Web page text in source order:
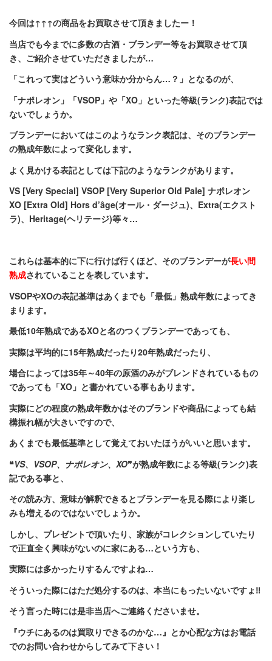
今回は↑↑↑の商品をお買取させて頂きましたー！
当店でも今までに多数の古酒・ブランデー等をお買取させて頂
き、ご紹介させていただきましたが…
「これって実はどういう意味か分からん…？」となるのが、
「ナポレオン」「VSOP」や「XO」といった等級(ランク)表記では
ないでしょうか。
ブランデーにおいてはこのようなランク表記は、そのブランデー
の熟成年数によって変化します。
よく見かける表記としては下記のようなランクがあります。
VS [Very Special] VSOP [Very Superior Old Pale] ナポレオン
XO [Extra Old] Hors d’âge(オール・ダージュ)、Extra(エクスト
ラ)、Heritage(ヘリテージ)等々…
これらは基本的に下に行けば行くほど、そのブランデーが長い間
熟成されていることを表しています。
VSOPやXOの表記基準はあくまでも「最低」熟成年数によってき
まります。
最低10年熟成であるXOと名のつくブランデーであっても、
実際は平均的に15年熟成だったり20年熟成だったり、
場合によっては35年～40年の原酒のみがブレンドされているもの
であっても「XO」と書かれている事もあります。
実際にどの程度の熟成年数かはそのブランドや商品によっても結
構振れ幅が大きいですので、
あくまでも最低基準として覚えておいたほうがいいと思います。
❝VS、VSOP、ナポレオン、XO❞が熟成年数による等級(ランク)表
記である事と、
その読み方、意味が解釈できるとブランデーを見る際により楽し
みも増えるのではないでしょうか。
しかし、プレゼントで頂いたり、家族がコレクションしていたり
で正直全く興味がないのに家にある…という方も、
実際には多かったりするんですよね…
そういった際にはただ処分するのは、本当にもったいないですょ‼
そう言った時には是非当店へご連絡くださいませ。
『ウチにあるのは買取りできるのかな…』とか心配な方はお電話
でのお問い合わせからしてみて下さい！